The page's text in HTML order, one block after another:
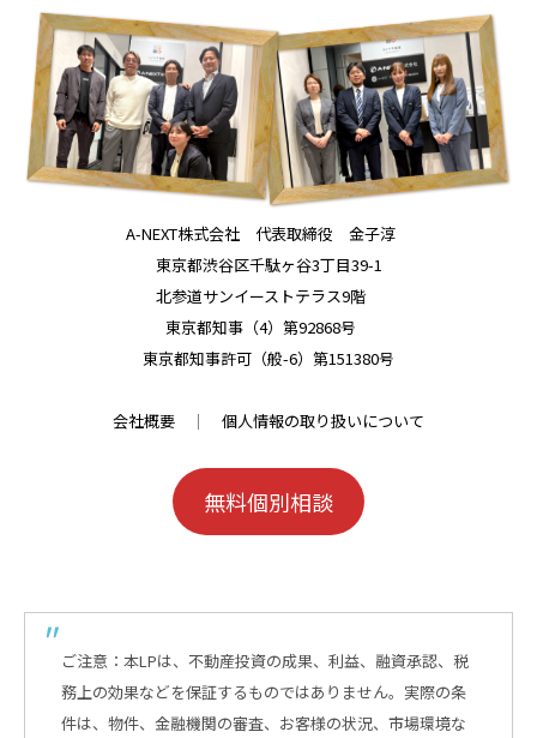
A-NEXT株式会社 代表取締役 金子淳
東京都渋谷区千駄ヶ谷3丁目39-1
北参道サンイーストテラス9階
東京都知事（4）第92868号
東京都知事許可（般-6）第151380号
会社概要 │ 個人情報の取り扱いについて
無料個別相談
ご注意：本LPは、不動産投資の成果、利益、融資承認、税
務上の効果などを保証するものではありません。実際の条
件は、物件、金融機関の審査、お客様の状況、市場環境な